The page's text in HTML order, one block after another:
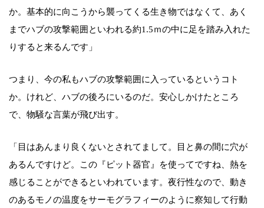
か。基本的に向こうから襲ってくる生き物ではなくて、あく
までハブの攻撃範囲といわれる約1.5ｍの中に足を踏み入れた
りすると来るんです」
つまり、今の私もハブの攻撃範囲に入っているというコト
か。けれど、ハブの後ろにいるのだ。安心しかけたところ
で、物騒な言葉が飛び出す。
「目はあんまり良くないとされてまして。目と鼻の間に穴が
あるんですけど。この『ピット器官』を使ってですね、熱を
感じることができるといわれています。夜行性なので、動き
のあるモノの温度をサーモグラフィーのように察知して行動